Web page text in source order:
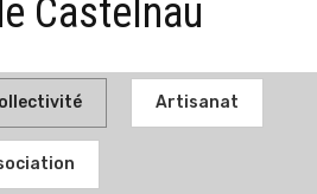
Castelnau
Artisanat